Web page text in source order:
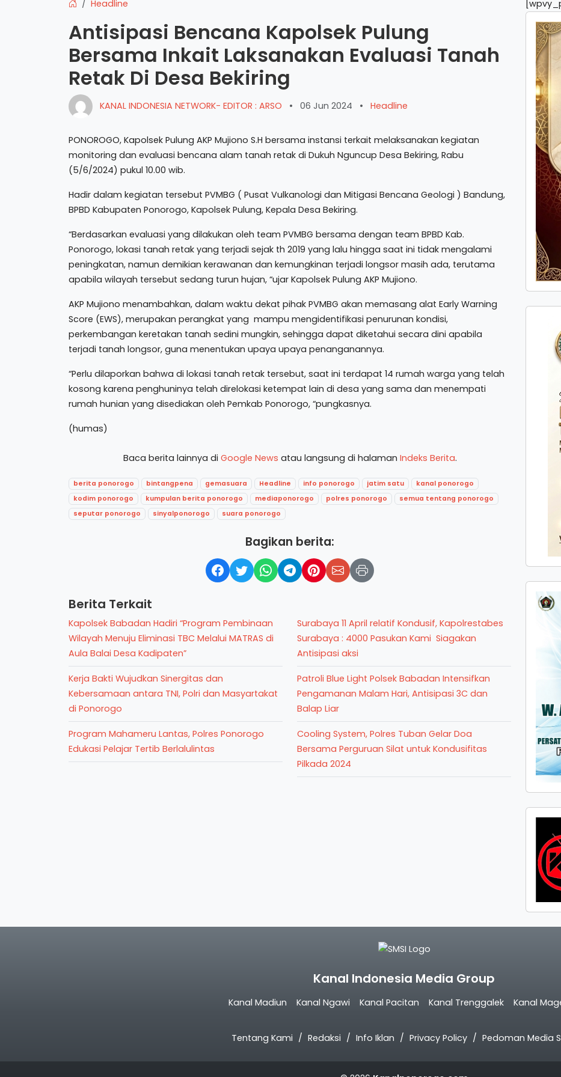
Headline
Antisipasi Bencana Kapolsek Pulung
Bersama Inkait Laksanakan Evaluasi Tanah
Retak Di Desa Bekiring
KANAL INDONESIA NETWORK- EDITOR : ARSO • 06 Jun 2024 • Headline
PONOROGO, Kapolsek Pulung AKP Mujiono S.H bersama instansi terkait melaksanakan kegiatan
monitoring dan evaluasi bencana alam tanah retak di Dukuh Nguncup Desa Bekiring, Rabu
(5/6/2024) pukul 10.00 wib.
Hadir dalam kegiatan tersebut PVMBG ( Pusat Vulkanologi dan Mitigasi Bencana Geologi ) Bandung,
BPBD Kabupaten Ponorogo, Kapolsek Pulung, Kepala Desa Bekiring.
“Berdasarkan evaluasi yang dilakukan oleh team PVMBG bersama dengan team BPBD Kab.
Ponorogo, lokasi tanah retak yang terjadi sejak th 2019 yang lalu hingga saat ini tidak mengalami
peningkatan, namun demikian kerawanan dan kemungkinan terjadi longsor masih ada, terutama
apabila wilayah tersebut sedang turun hujan, “ujar Kapolsek Pulung AKP Mujiono.
AKP Mujiono menambahkan, dalam waktu dekat pihak PVMBG akan memasang alat Early Warning
Score (EWS), merupakan perangkat yang mampu mengidentifikasi penurunan kondisi,
perkembangan keretakan tanah sedini mungkin, sehingga dapat diketahui secara dini apabila
terjadi tanah longsor, guna menentukan upaya upaya penanganannya.
“Perlu dilaporkan bahwa di lokasi tanah retak tersebut, saat ini terdapat 14 rumah warga yang telah
kosong karena penghuninya telah direlokasi ketempat lain di desa yang sama dan menempati
rumah hunian yang disediakan oleh Pemkab Ponorogo, “pungkasnya.
(humas)
Baca berita lainnya di Google News atau langsung di halaman Indeks Berita.
berita ponorogo bintangpena gemasuara Headline info ponorogo jatim satu
kanal ponorogo
kodim ponorogo
kumpulan berita ponorogo mediaponorogo polres ponorogo
semua tentang ponorogo
seputar ponorogo
sinyalponorogo suara ponorogo
Bagikan berita:
Berita Terkait
Kapolsek Babadan Hadiri “Program Pembinaan
Wilayah Menuju Eliminasi TBC Melalui MATRAS di
Aula Balai Desa Kadipaten”
Kerja Bakti Wujudkan Sinergitas dan
Kebersamaan antara TNI, Polri dan Masyartakat
di Ponorogo
Program Mahameru Lantas, Polres Ponorogo
Edukasi Pelajar Tertib Berlalulintas
Surabaya 11 April relatif Kondusif, Kapolrestabes
Surabaya : 4000 Pasukan Kami Siagakan
Antisipasi aksi
Patroli Blue Light Polsek Babadan Intensifkan
Pengamanan Malam Hari, Antisipasi 3C dan
Balap Liar
Cooling System, Polres Tuban Gelar Doa
Bersama Perguruan Silat untuk Kondusifitas
Pilkada 2024
Kanal Indonesia Media Group
Kanal Madiun Kanal Ngawi Kanal Pacitan Kanal Trenggalek Kanal
Tentang Kami Redaksi Info Iklan Privacy Policy Pedoman Media